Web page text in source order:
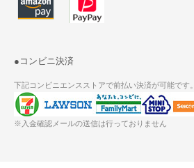
●コンビニ決済
下記コンビニエンスストアで前払い決済が可能です。
※入金確認メールの送信は行っておりません